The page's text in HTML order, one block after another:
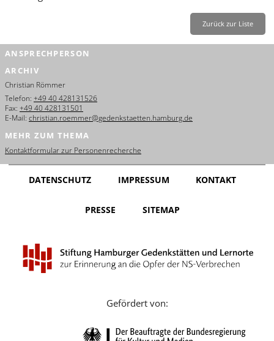
Deutsch
Deutsch
Français
Dansk
Español
Italiano
Português
Yкраїнський
Русский
Gebärdensprache
Zurück zur Liste
ANSPRECHPERSON
ARCHIV
Christian Römmer
Telefon: +49 40 428131526
Fax: +49 40 428131501
E-Mail: christian.roemmer@gedenkstaetten.hamburg.de
MEHR ZUM THEMA
Kontaktformular zur Personenrecherche
DATENSCHUTZ IMPRESSUM KONTAKT
PRESSE SITEMAP
Gefördert von: